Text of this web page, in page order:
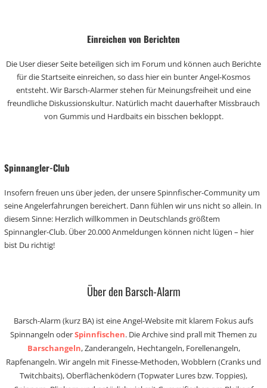
Einreichen von Berichten
Die User dieser Seite beteiligen sich im Forum und können auch Berichte
für die Startseite einreichen, so dass hier ein bunter Angel-Kosmos
entsteht. Wir Barsch-Alarmer stehen für Meinungsfreiheit und eine
freundliche Diskussionskultur. Natürlich macht dauerhafter Missbrauch
von Gummis und Hardbaits ein bisschen bekloppt.
Spinnangler-Club
Insofern freuen uns über jeden, der unsere Spinnfischer-Community um
seine Angelerfahrungen bereichert. Dann fühlen wir uns nicht so allein. In
diesem Sinne: Herzlich willkommen in Deutschlands größtem
Spinnangler-Club. Über 20.000 Anmeldungen können nicht lügen – hier
bist Du richtig!
Über den Barsch-Alarm
Barsch-Alarm (kurz BA) ist eine Angel-Website mit klarem Fokus aufs
Spinnangeln oderSpinnfischen. Die Archive sind prall mit Themen zu
Barschangeln, Zanderangeln, Hechtangeln, Forellenangeln,
Rapfenangeln. Wir angeln mit Finesse-Methoden, Wobblern (Cranks und
Twitchbaits), Oberflächenködern (Topwater Lures bzw. Toppies),